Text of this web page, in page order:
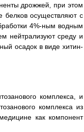
дрожжей, при этом
осуществляют с
4%-ным водным
нейтрализуют среду и
осадок в виде хитин-
комплекса, и
комплекса из
как компонент